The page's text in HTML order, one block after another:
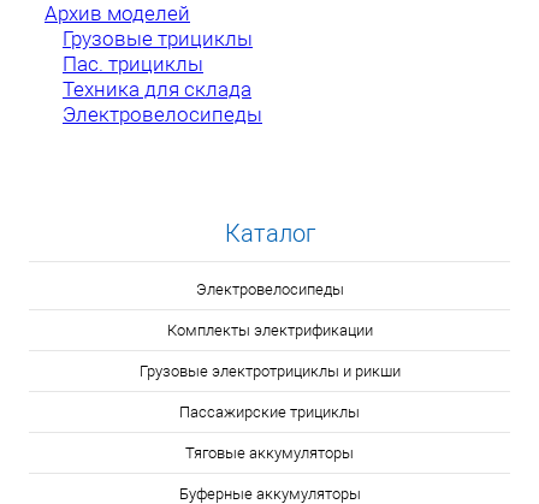
Архив моделей
Грузовые трициклы
Пас. трициклы
Техника для склада
Электровелосипеды
Каталог
Электровелосипеды
Комплекты электрификации
Грузовые электротрициклы и рикши
Пассажирские трициклы
Тяговые аккумуляторы
Буферные аккумуляторы